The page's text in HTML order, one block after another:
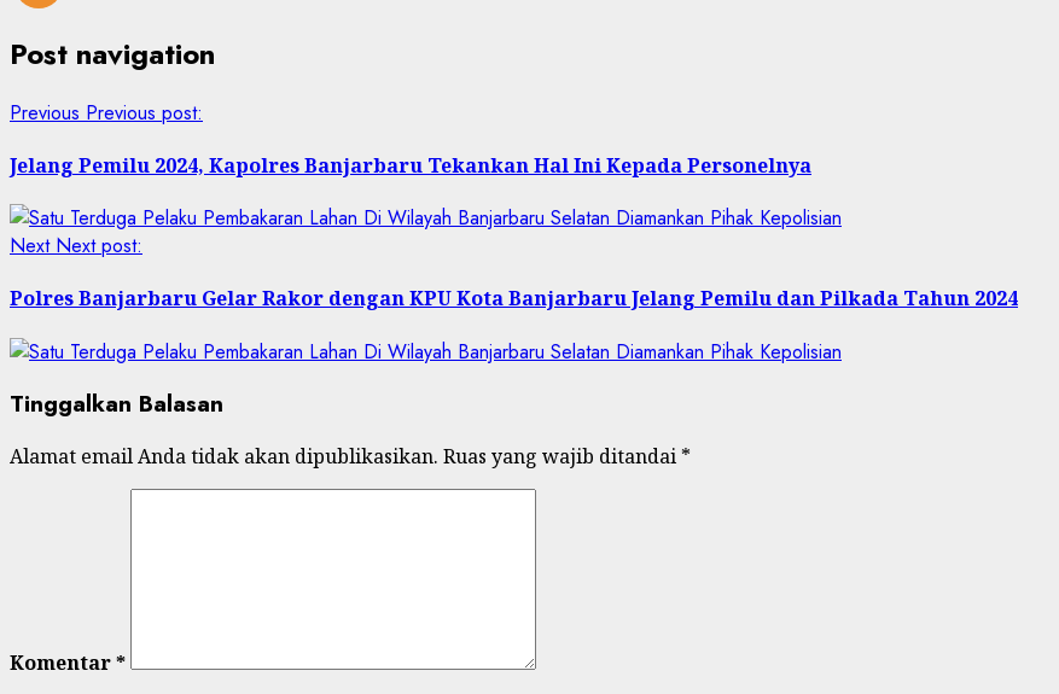
Post navigation
Previous Previous post:
Jelang Pemilu 2024, Kapolres Banjarbaru Tekankan Hal Ini Kepada Personelnya
Next Next post:
Polres Banjarbaru Gelar Rakor dengan KPU Kota Banjarbaru Jelang Pemilu dan Pilkada Tahun 2024
Tinggalkan Balasan
Alamat email Anda tidak akan dipublikasikan. Ruas yang wajib ditandai *
Komentar*